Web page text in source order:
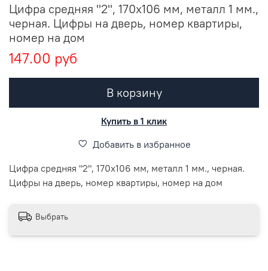
Цифра средняя "2", 170х106 мм, металл 1 мм.,
черная. Цифры на дверь, номер квартиры,
номер на дом
147.00 руб
В корзину
Купить в 1 клик
Добавить в избранное
Цифра средняя "2", 170х106 мм, металл 1 мм., черная.
Цифры на дверь, номер квартиры, номер на дом
Выбрать